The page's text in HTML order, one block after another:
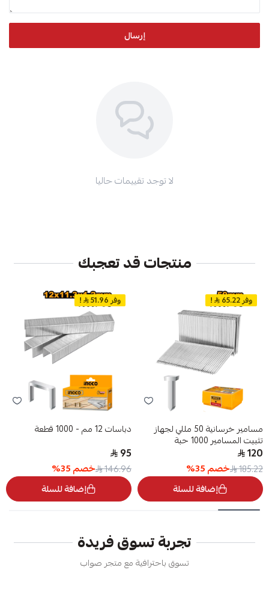
إرسال
لا توجد تقييمات حاليا
منتجات قد تعجبك
وفر 65.22 !
مسامير خرسانية 50 مللي لجهاز
تثبيت المسامير 1000 حبة
120
185.22 خصم35
%
إضافة للسلة
وفر 51.96 !
دباسات 12 مم - 1000 قطعة
95
146.96 خصم35
%
إضافة للسلة
تجربة تسوق فريدة
تسوق باحترافية مع متجر صواب